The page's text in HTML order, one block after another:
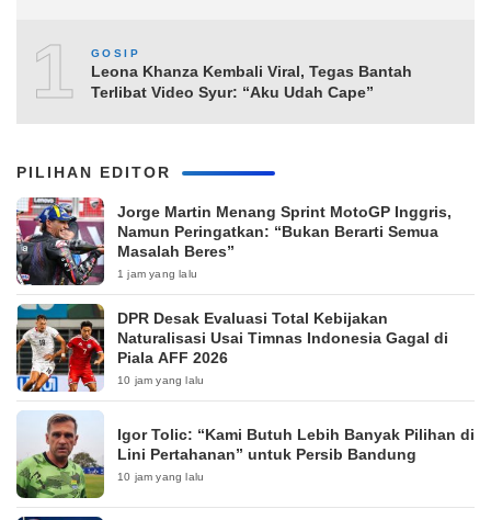
10
GOSIP
Leona Khanza Kembali Viral, Tegas Bantah
Terlibat Video Syur: “Aku Udah Cape”
PILIHAN EDITOR
Jorge Martin Menang Sprint MotoGP Inggris,
Namun Peringatkan: “Bukan Berarti Semua
Masalah Beres”
1 jam yang lalu
DPR Desak Evaluasi Total Kebijakan
Naturalisasi Usai Timnas Indonesia Gagal di
Piala AFF 2026
10 jam yang lalu
Igor Tolic: “Kami Butuh Lebih Banyak Pilihan di
Lini Pertahanan” untuk Persib Bandung
10 jam yang lalu